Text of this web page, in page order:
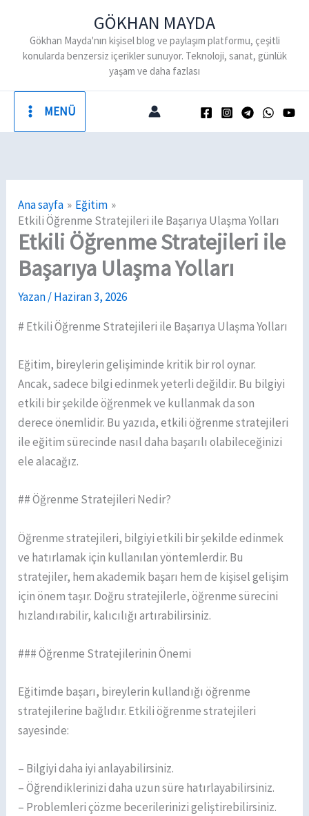
GÖKHAN MAYDA
Gökhan Mayda'nın kişisel blog ve paylaşım platformu, çeşitli
konularda benzersiz içerikler sunuyor. Teknoloji, sanat, günlük
yaşam ve daha fazlası
MENÜ
Ana sayfa
Eğitim
Etkili Öğrenme Stratejileri ile Başarıya Ulaşma Yolları
Etkili Öğrenme Stratejileri ile
Başarıya Ulaşma Yolları
Yazan/Haziran 3, 2026
# Etkili Öğrenme Stratejileri ile Başarıya Ulaşma Yolları
Eğitim, bireylerin gelişiminde kritik bir rol oynar.
Ancak, sadece bilgi edinmek yeterli değildir. Bu bilgiyi
etkili bir şekilde öğrenmek ve kullanmak da son
derece önemlidir. Bu yazıda, etkili öğrenme stratejileri
ile eğitim sürecinde nasıl daha başarılı olabileceğinizi
ele alacağız.
## Öğrenme Stratejileri Nedir?
Öğrenme stratejileri, bilgiyi etkili bir şekilde edinmek
ve hatırlamak için kullanılan yöntemlerdir. Bu
stratejiler, hem akademik başarı hem de kişisel gelişim
için önem taşır. Doğru stratejilerle, öğrenme sürecini
hızlandırabilir, kalıcılığı artırabilirsiniz.
### Öğrenme Stratejilerinin Önemi
Eğitimde başarı, bireylerin kullandığı öğrenme
stratejilerine bağlıdır. Etkili öğrenme stratejileri
sayesinde:
– Bilgiyi daha iyi anlayabilirsiniz.
– Öğrendiklerinizi daha uzun süre hatırlayabilirsiniz.
– Problemleri çözme becerilerinizi geliştirebilirsiniz.